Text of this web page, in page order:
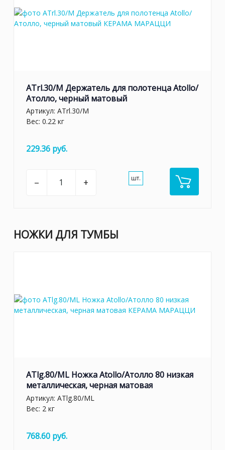
конусовидными ножками из массива дерева — каждый из
вариантов заметно меняет характер мебели и открывает
новые сценарии компоновки пространства.
внимание к деталям, свойственные KERAMA MARAZZI,
делают коллекцию универсальным выбором для самых
разных помещений.
ATrl.30/M Держатель для полотенца Atollo/
Атолло, черный матовый
Артикул: ATrl.30/M
Вес: 0.22 кг
229.36 руб.
– + шт.
НОЖКИ ДЛЯ ТУМБЫ
ATlg.80/ML Ножка Atollo/Атолло 80 низкая
металлическая, черная матовая
Артикул: ATlg.80/ML
Вес: 2 кг
768.60 руб.